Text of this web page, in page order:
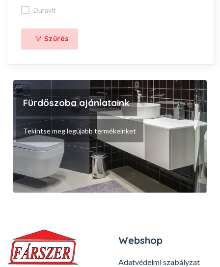
duravit
Szűrés
Fürdőszoba ajánlataink
Tekintse meg legújabb termékeinket
Webshop
Adatvédelmi szabályzat